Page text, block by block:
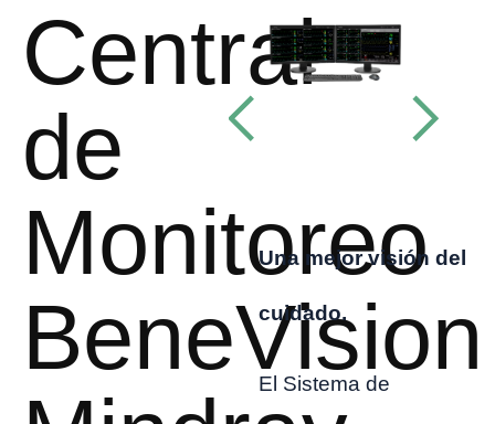
Central
de
Monitoreo
BeneVision
Una mejor visión del
cuidado.
El Sistema de